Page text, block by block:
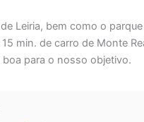
Leiria, bem como o
min. de carro de Monte
boa para o nosso objetivo.